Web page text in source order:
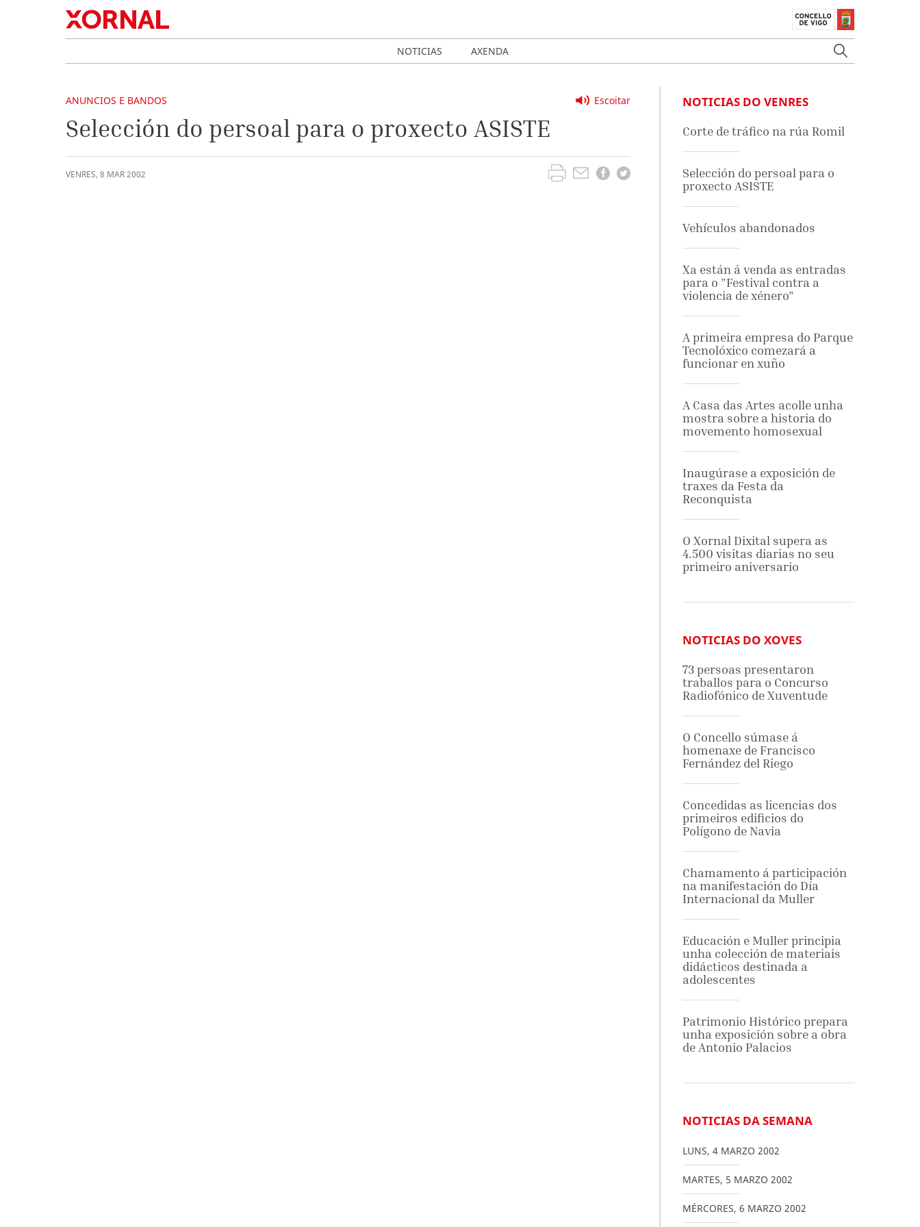
NOTICIAS AXENDA
Escoitar
ANUNCIOS E BANDOS
Selección do persoal para o proxecto ASISTE
VENRES, 8 MAR2002
NOTICIAS DO VENRES
Corte de tráfico na rúa Romil
Selección do persoal para o
proxecto ASISTE
Vehículos abandonados
Xa están á venda as entradas
para o ”Festival contra a
violencia de xénero”
A primeira empresa do Parque
Tecnolóxico comezará a
funcionar en xuño
A Casa das Artes acolle unha
mostra sobre a historia do
movemento homosexual
Inaugúrase a exposición de
traxes da Festa da
Reconquista
O Xornal Dixital supera as
4.500 visitas diarias no seu
primeiro aniversario
NOTICIAS DO XOVES
73 persoas presentaron
traballos para o Concurso
Radiofónico de Xuventude
O Concello súmase á
homenaxe de Francisco
Fernández del Riego
Concedidas as licencias dos
primeiros edificios do
Polígono de Navia
Chamamento á participación
na manifestación do Día
Internacional da Muller
Educación e Muller principia
unha colección de materiais
didácticos destinada a
adolescentes
Patrimonio Histórico prepara
unha exposición sobre a obra
de Antonio Palacios
NOTICIAS DA SEMANA
LUNS, 4 MARZO 2002
MARTES, 5 MARZO 2002
MÉRCORES, 6 MARZO 2002